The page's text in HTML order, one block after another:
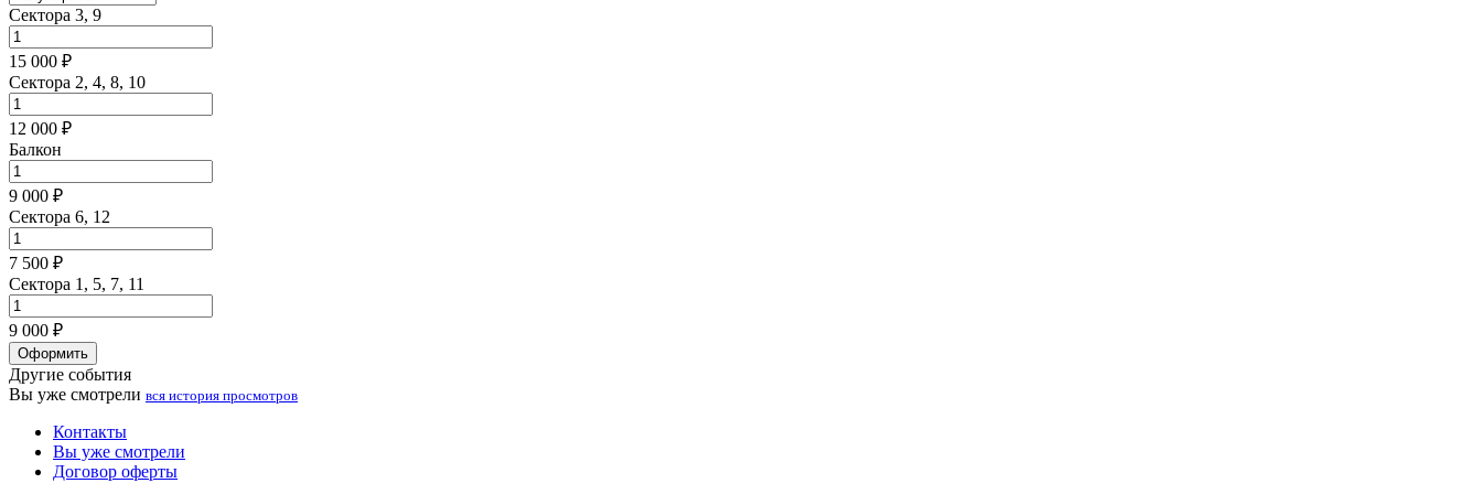
Сектора 3, 9
15 000 ₽
Сектора 2, 4, 8, 10
12 000 ₽
Балкон
9 000 ₽
Сектора 6, 12
7 500 ₽
Сектора 1, 5, 7, 11
9 000 ₽
Оформить
Другие события
Вы уже смотрели вся история просмотров
Контакты
Вы уже смотрели
Договор оферты